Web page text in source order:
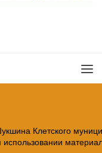
Клетского